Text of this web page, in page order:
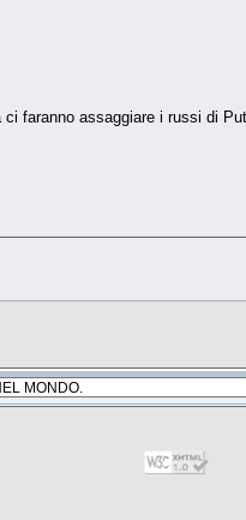
faranno assaggiare i russi di